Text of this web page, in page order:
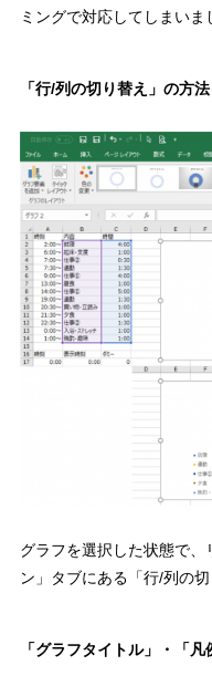
ミングで対応してしまいま
「行/列の切り替え」の方法
グラフを選択した状態で
ン」タブにある 「行/列の
「グラフタイトル」・「